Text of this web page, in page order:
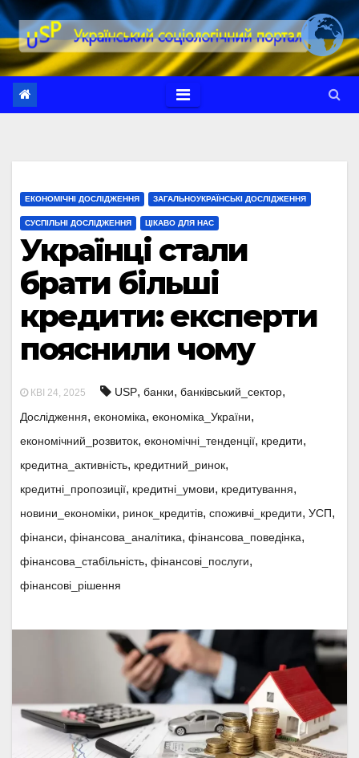
Перейти
до
вмісту
ЕКОНОМІЧНІ ДОСЛІДЖЕННЯ ЗАГАЛЬНОУКРАЇНСЬКІ ДОСЛІДЖЕННЯ
СУСПІЛЬНІ ДОСЛІДЖЕННЯ ЦІКАВО ДЛЯ НАС
Українці стали
брати більші
кредити: експерти
пояснили чому
КВІ 24, 2025 USP, банки, банківський_сектор,
Дослідження, економіка, економіка_України,
економічний_розвиток, економічні_тенденції, кредити,
кредитна_активність, кредитний_ринок,
кредитні_пропозиції, кредитні_умови, кредитування,
новини_економіки, ринок_кредитів, споживчі_кредити, УСП,
фінанси, фінансова_аналітика, фінансова_поведінка,
фінансова_стабільність, фінансові_послуги,
фінансові_рішення